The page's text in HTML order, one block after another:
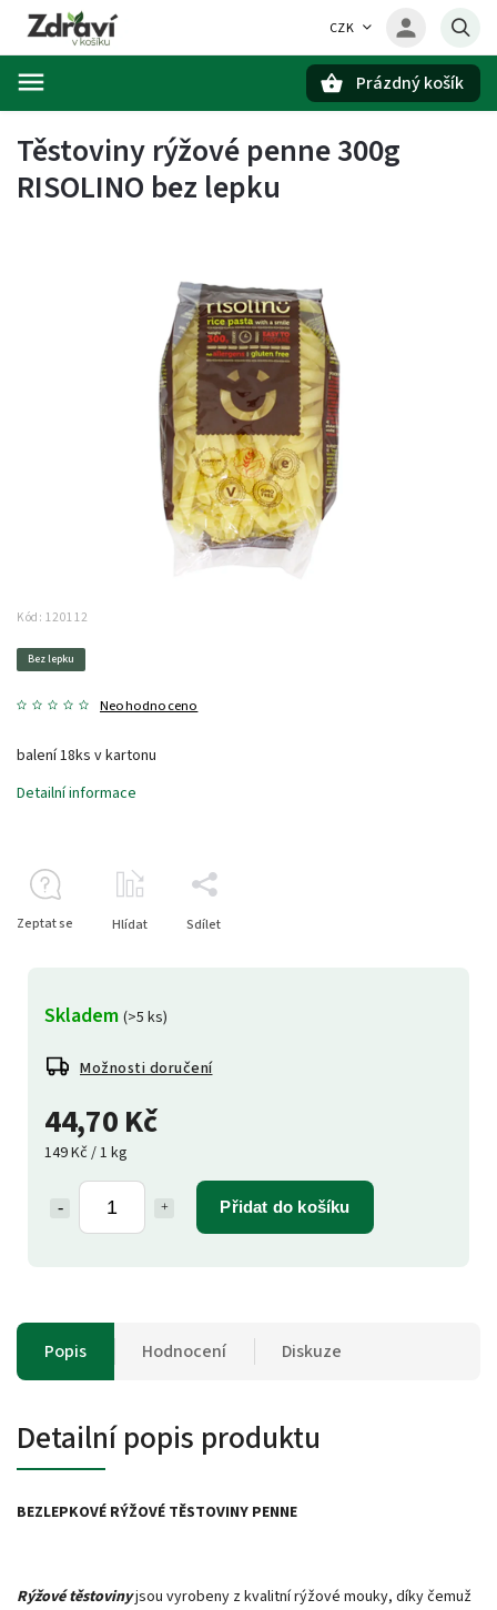
CZK
Prázdný košík
Těstoviny rýžové penne 300g
RISOLINO bez lepku
Kód: 120112
Bez lepku
Neohodnoceno
44,70 Kč
149 Kč / 1 kg
Přidat do košíku
Skladem (>5 ks)
Možnosti doručení
balení 18ks v kartonu
Detailní informace
Zeptat se Hlídat Sdílet
Popis Hodnocení Diskuze
Detailní popis produktu
BEZLEPKOVÉ RÝŽOVÉ TĚSTOVINY PENNE
Rýžové těstovinyjsou vyrobeny z kvalitní rýžové mouky, díky čemuž